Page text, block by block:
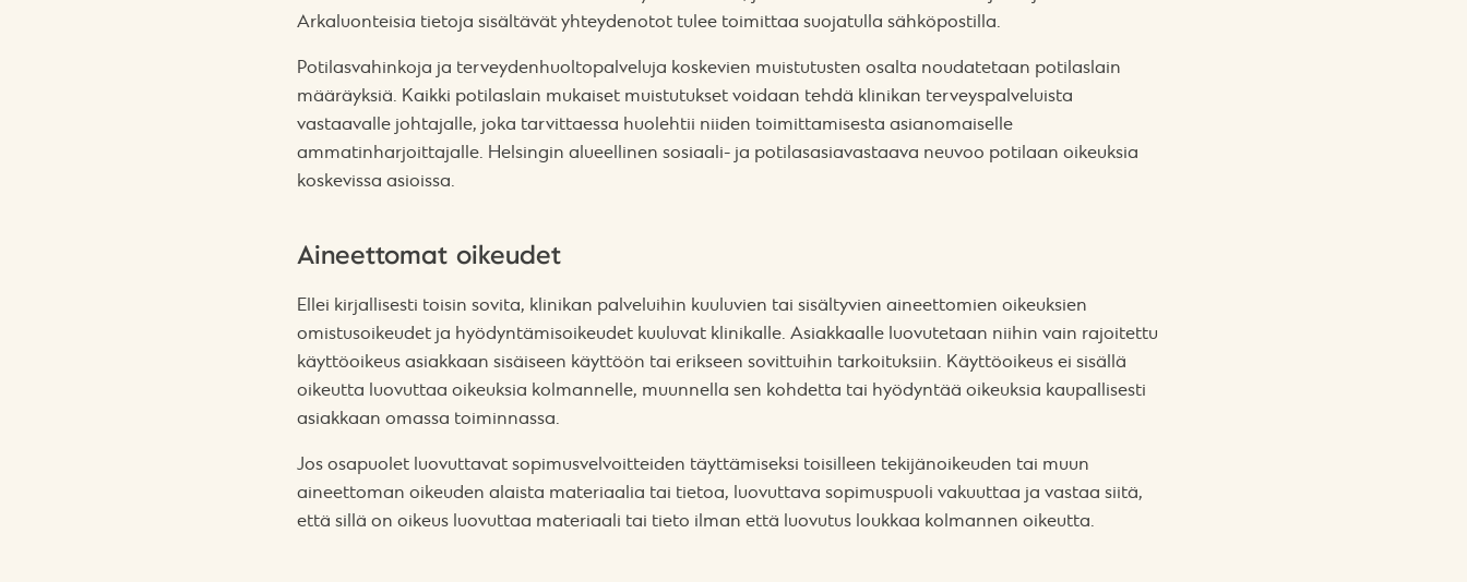
Arkaluonteisia tietoja sisältävät yhteydenotot tulee toimittaa suojatulla sähköpostilla.
Potilasvahinkoja ja terveydenhuoltopalveluja koskevien muistutusten osalta noudatetaan potilaslain
määräyksiä. Kaikki potilaslain mukaiset muistutukset voidaan tehdä klinikan terveyspalveluista
vastaavalle johtajalle, joka tarvittaessa huolehtii niiden toimittamisesta asianomaiselle
ammatinharjoittajalle. Helsingin alueellinen sosiaali- ja potilasasiavastaava neuvoo potilaan oikeuksia
koskevissa asioissa.
Aineettomat oikeudet
Ellei kirjallisesti toisin sovita, klinikan palveluihin kuuluvien tai sisältyvien aineettomien oikeuksien
omistusoikeudet ja hyödyntämisoikeudet kuuluvat klinikalle. Asiakkaalle luovutetaan niihin vain rajoitettu
käyttöoikeus asiakkaan sisäiseen käyttöön tai erikseen sovittuihin tarkoituksiin. Käyttöoikeus ei sisällä
oikeutta luovuttaa oikeuksia kolmannelle, muunnella sen kohdetta tai hyödyntää oikeuksia kaupallisesti
asiakkaan omassa toiminnassa.
Jos osapuolet luovuttavat sopimusvelvoitteiden täyttämiseksi toisilleen tekijänoikeuden tai muun
aineettoman oikeuden alaista materiaalia tai tietoa, luovuttava sopimuspuoli vakuuttaa ja vastaa siitä,
että sillä on oikeus luovuttaa materiaali tai tieto ilman että luovutus loukkaa kolmannen oikeutta.